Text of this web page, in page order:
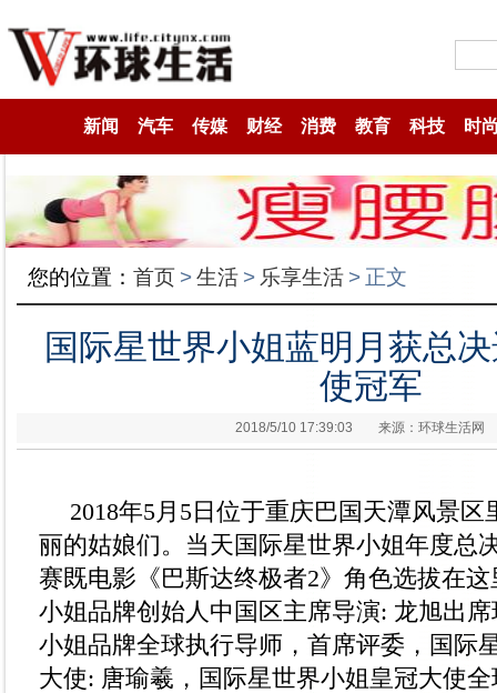
新闻 汽车 传媒 财经 消费 教育 科技 时
您的位置： 首页 >生活 > 乐享生活 > 正文
国际星世界小姐蓝明月获总
使冠军
2018/5/10 17:39:03 来源：环球生活网
2018年5月5日位于重庆巴国天潭风景
丽的姑娘们。当天国际星世界小姐年度总
赛既电影《巴斯达终极者2》角色选拔在
小姐品牌创始人中国区主席导演: 龙旭出
小姐品牌全球执行导师，首席评委，国际
大使: 唐瑜羲，国际星世界小姐皇冠大使